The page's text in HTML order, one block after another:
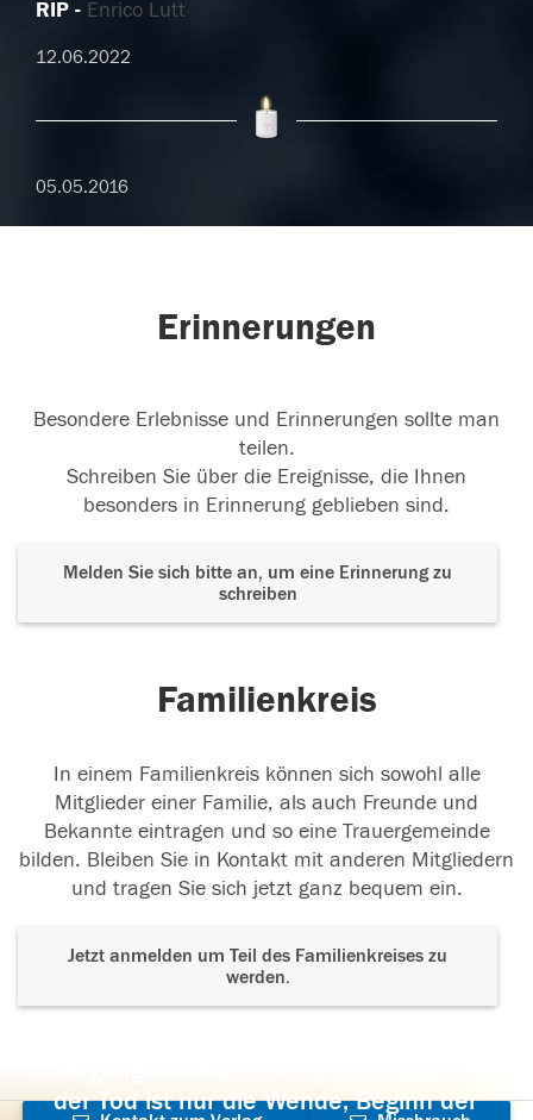
RIP Enrico Lutt
12.06.2022
05.05.2016
Erinnerungen
Besondere Erlebnisse und Erinnerungen sollte man
teilen.
Schreiben Sie über die Ereignisse, die Ihnen
besonders in Erinnerung geblieben sind.
Melden Sie sich bitte an, um eine Erinnerung zu
schreiben
Familienkreis
In einem Familienkreis können sich sowohl alle
Mitglieder einer Familie, als auch Freunde und
Bekannte eintragen und so eine Trauergemeinde
bilden. Bleiben Sie in Kontakt mit anderen Mitgliedern
und tragen Sie sich jetzt ganz bequem ein.
Jetzt anmelden um Teil des Familienkreises zu
werden.
der Tod ist nur die Wende, Beginn der